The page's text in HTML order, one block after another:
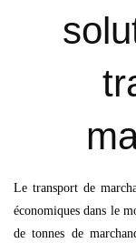
Le transport de
économiques dans le
de tonnes de